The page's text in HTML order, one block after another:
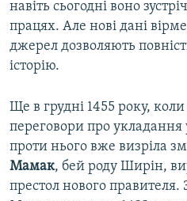
навіть сьогодні воно
працях. Але нові дані
джерел дозволяють
історію.
Ще в грудні 1455 року, коли
переговори про укладання
проти нього вже визріла
Мамак, бей роду Ширін,
престол нового правителя.